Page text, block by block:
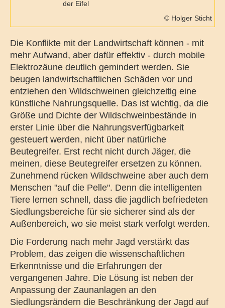
der Eifel
© Holger Sticht
Die Konflikte mit der Landwirtschaft können - mit
mehr Aufwand, aber dafür effektiv - durch mobile
Elektrozäune deutlich gemindert werden. Sie
beugen landwirtschaftlichen Schäden vor und
entziehen den Wildschweinen gleichzeitig eine
künstliche Nahrungsquelle. Das ist wichtig, da die
Größe und Dichte der Wildschweinbestände in
erster Linie über die Nahrungsverfügbarkeit
gesteuert werden, nicht über natürliche
Beutegreifer. Erst recht nicht durch Jäger, die
meinen, diese Beutegreifer ersetzen zu können.
Zunehmend rücken Wildschweine aber auch dem
Menschen "auf die Pelle". Denn die intelligenten
Tiere lernen schnell, dass die jagdlich befriedeten
Siedlungsbereiche für sie sicherer sind als der
Außenbereich, wo sie meist stark verfolgt werden.
Die Forderung nach mehr Jagd verstärkt das
Problem, das zeigen die wissenschaftlichen
Erkenntnisse und die Erfahrungen der
vergangenen Jahre. Die Lösung ist neben der
Anpassung der Zaunanlagen an den
Siedlungsrändern die Beschränkung der Jagd auf